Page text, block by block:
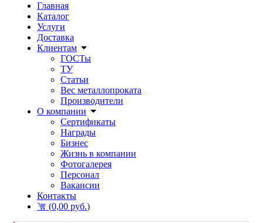
Главная
Каталог
Услуги
Доставка
Клиентам
ГОСТы
ТУ
Статьи
Вес металлопроката
Производители
О компании
Сертификаты
Награды
Бизнес
Жизнь в компании
Фотогалерея
Персонал
Вакансии
Контакты
(0,00 руб.)